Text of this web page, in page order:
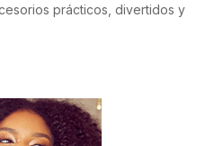
prácticos, divertidos y